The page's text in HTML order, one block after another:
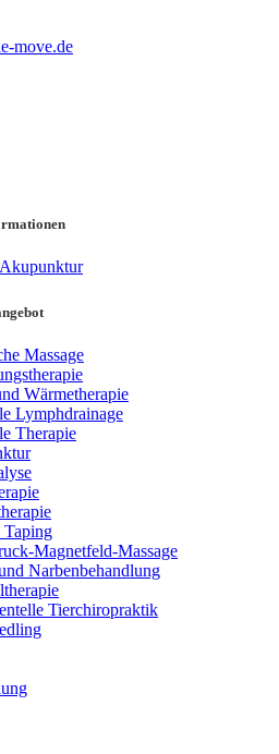
move.de
Massage
Wärmetherapie
Lymphdrainage
Therapie
Magnetfeld-Massage
Narbenbehandlung
Tierchiropraktik